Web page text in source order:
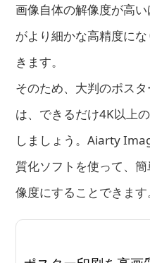
画像自体の解像度が高
がより細かな高精度に
きます。
そのため、大判のポス
は、できるだけ4K以上
しましょう。Aiarty
質化ソフトを使って、
像度にすることできます